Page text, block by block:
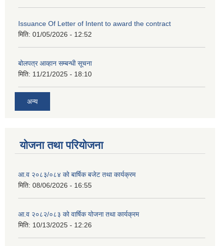
Issuance Of Letter of Intent to award the contract
मिति: 01/05/2026 - 12:52
बोलपत्र आव्हान सम्बन्धी सूचना
मिति: 11/21/2025 - 18:10
अन्य
योजना तथा परियोजना
आ.व २०८३/०८४ को बार्षिक बजेट तथा कार्यक्रम
मिति: 08/06/2026 - 16:55
आ.व २०८२/०८३ को वार्षिक योजना तथा कार्यक्रम
मिति: 10/13/2025 - 12:26